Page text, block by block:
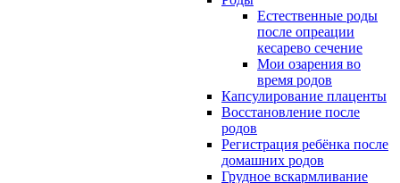
Естественные роды
после опреации
кесарево сечение
Мои озарения во
время родов
Капсулирование плаценты
Восстановление после
родов
Регистрация ребёнка после
домашних родов
Грудное вскармливание